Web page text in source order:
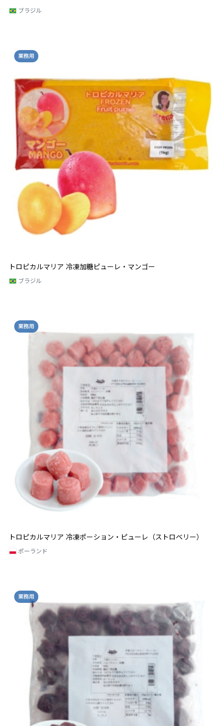
ブラジル
業務用
トロピカルマリア 冷凍加糖ピューレ・マンゴー
ブラジル
業務用
トロピカルマリア 冷凍ポーション・ピューレ（ストロベリー）
ポーランド
業務用